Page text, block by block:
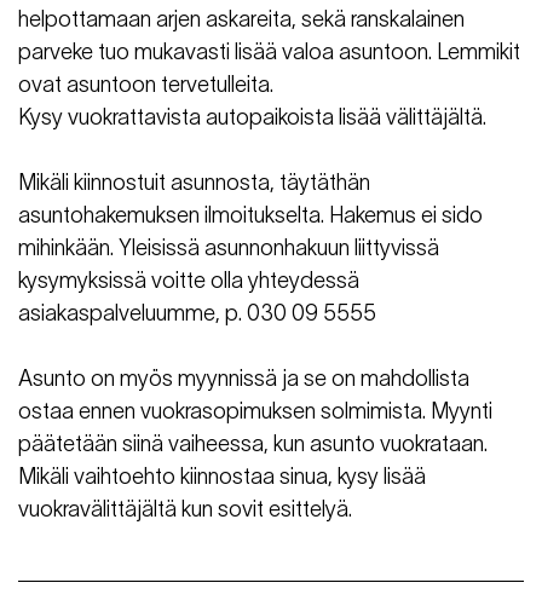
helpottamaan arjen askareita, sekä ranskalainen
parveke tuo mukavasti lisää valoa asuntoon. Lemmikit
ovat asuntoon tervetulleita.
Kysy vuokrattavista autopaikoista lisää välittäjältä.
Mikäli kiinnostuit asunnosta, täytäthän
asuntohakemuksen ilmoitukselta. Hakemus ei sido
mihinkään. Yleisissä asunnonhakuun liittyvissä
kysymyksissä voitte olla yhteydessä
asiakaspalveluumme, p. 030 09 5555
Asunto on myös myynnissä ja se on mahdollista
ostaa ennen vuokrasopimuksen solmimista. Myynti
päätetään siinä vaiheessa, kun asunto vuokrataan.
Mikäli vaihtoehto kiinnostaa sinua, kysy lisää
vuokravälittäjältä kun sovit esittelyä.